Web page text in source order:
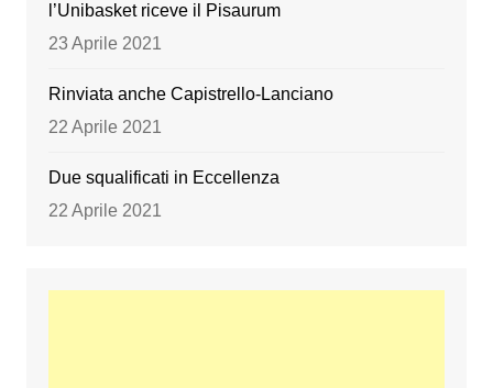
l’Unibasket riceve il Pisaurum
23 Aprile 2021
Rinviata anche Capistrello-Lanciano
22 Aprile 2021
Due squalificati in Eccellenza
22 Aprile 2021